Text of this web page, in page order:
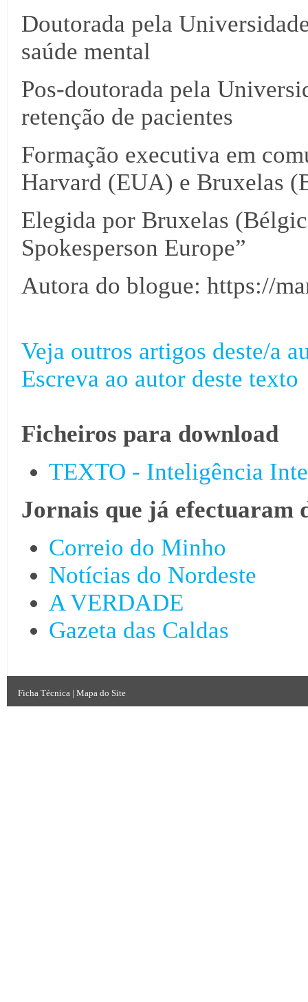
Doutorada pela
saúde mental
Pos-doutorada pela
retenção de pacientes
Formação executiva em
Harvard (EUA) e Bruxelas
Elegida por Bruxelas
Spokesperson Europe”
Autora do blogue: https://
Veja outros artigos deste/a
Escreva ao autor deste texto
Ficheiros para download
TEXTO - Inteligência
Jornais que já efectuaram
Correio do Minho
Notícias do Nordeste
A VERDADE
Gazeta das Caldas
Ficha Técnica | Mapa do Site